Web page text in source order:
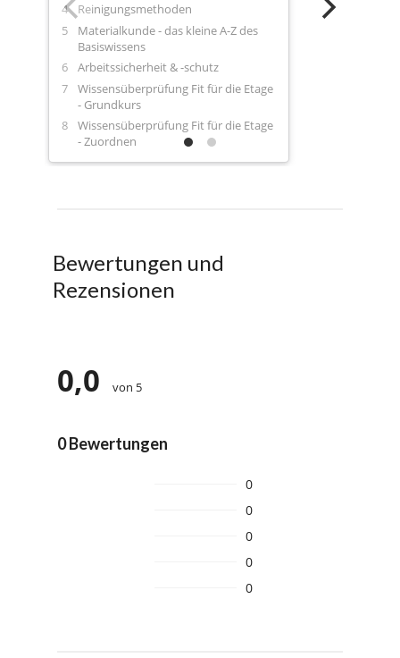
Reinigungsmethoden
Materialkunde - das kleine A-Z des
Basiswissens
Arbeitssicherheit & -schutz
Wissensüberprüfung Fit für die Etage
- Grundkurs
Wissensüberprüfung Fit für die Etage
- Zuordnen
Bewertungen und
Rezensionen
0,0 von 5
0 Bewertungen
0
0
0
0
0